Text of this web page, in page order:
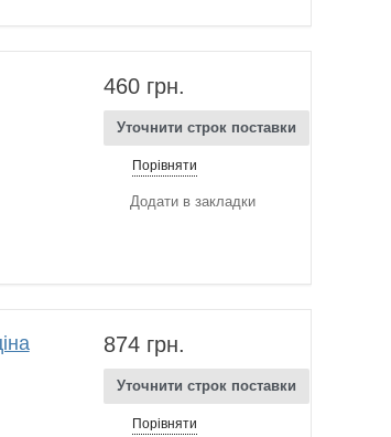
460 грн.
Уточнити строк поставки
Порівняти
Додати в закладки
874 грн.
Уточнити строк поставки
Порівняти